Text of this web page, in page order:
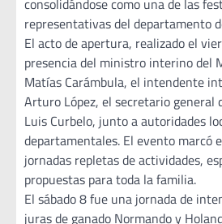
consolidándose como una de las
representativas del departamento
El acto de apertura, realizado el
presencia del ministro interino del
Matías Carámbula, el intendente
Arturo López, el secretario general
Luis Curbelo, junto a autoridades
departamentales. El evento marcó
jornadas repletas de actividades,
propuestas para toda la familia.
El sábado 8 fue una jornada de
juras de ganado Normando y